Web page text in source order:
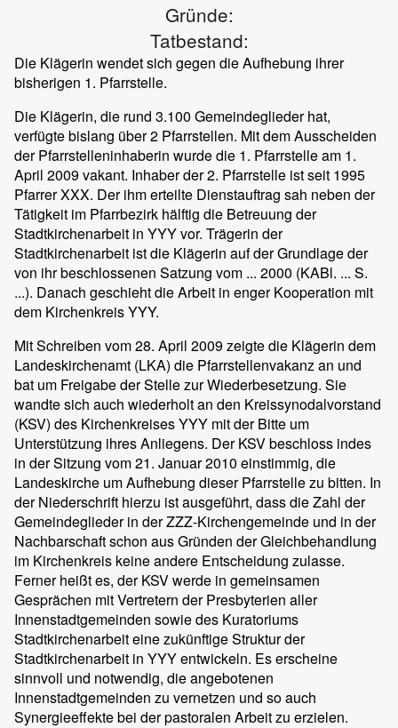
Gründe:
Tatbestand:
Die Klägerin wendet sich gegen die Aufhebung ihrer
bisherigen 1. Pfarrstelle.
Die Klägerin, die rund 3.100 Gemeindeglieder hat,
verfügte bislang über 2 Pfarrstellen. Mit dem Ausscheiden
der Pfarrstelleninhaberin wurde die 1. Pfarrstelle am 1.
April 2009 vakant. Inhaber der 2. Pfarrstelle ist seit 1995
Pfarrer XXX. Der ihm erteilte Dienstauftrag sah neben der
Tätigkeit im Pfarrbezirk hälftig die Betreuung der
Stadtkirchenarbeit in YYY vor. Trägerin der
Stadtkirchenarbeit ist die Klägerin auf der Grundlage der
von ihr beschlossenen Satzung vom ... 2000 (KABl. ... S.
...). Danach geschieht die Arbeit in enger Kooperation mit
dem Kirchenkreis YYY.
Mit Schreiben vom 28. April 2009 zeigte die Klägerin dem
Landeskirchenamt (LKA) die Pfarrstellenvakanz an und
bat um Freigabe der Stelle zur Wiederbesetzung. Sie
wandte sich auch wiederholt an den Kreissynodalvorstand
(KSV) des Kirchenkreises YYY mit der Bitte um
Unterstützung ihres Anliegens. Der KSV beschloss indes
in der Sitzung vom 21. Januar 2010 einstimmig, die
Landeskirche um Aufhebung dieser Pfarrstelle zu bitten. In
der Niederschrift hierzu ist ausgeführt, dass die Zahl der
Gemeindeglieder in der ZZZ-Kirchengemeinde und in der
Nachbarschaft schon aus Gründen der Gleichbehandlung
im Kirchenkreis keine andere Entscheidung zulasse.
Ferner heißt es, der KSV werde in gemeinsamen
Gesprächen mit Vertretern der Presbyterien aller
Innenstadtgemeinden sowie des Kuratoriums
Stadtkirchenarbeit eine zukünftige Struktur der
Stadtkirchenarbeit in YYY entwickeln. Es erscheine
sinnvoll und notwendig, die angebotenen
Innenstadtgemeinden zu vernetzen und so auch
Synergieeffekte bei der pastoralen Arbeit zu erzielen.